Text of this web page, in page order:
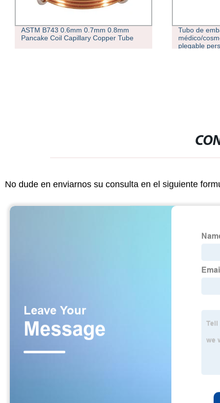
ASTM B743 0.6mm 0.7mm 0.8mm
Pancake Coil Capillary Copper Tube
Tubo de
médico/
plegable
No dude en enviarnos su consulta en el siguiente